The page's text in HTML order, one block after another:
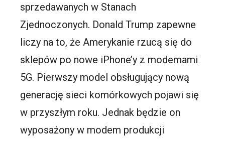
sprzedawanych w Stanach
Zjednoczonych. Donald Trump zapewne
liczy na to, że Amerykanie rzucą się do
sklepów po nowe iPhone’y z modemami
5G. Pierwszy model obsługujący nową
generację sieci komórkowych pojawi się
w przyszłym roku. Jednak będzie on
wyposażony w modem produkcji